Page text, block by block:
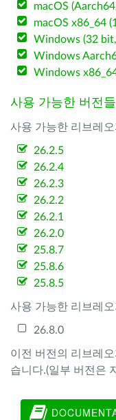
macOS
macOS x86_64
Windows (32
Windows
Windows
사용 가능한 버전들
사용 가능한 리브레
26.2.5
26.2.4
26.2.3
26.2.2
26.2.1
26.2.0
25.8.7
25.8.6
25.8.5
사용 가능한 리브레
26.8.0
이전 버전의 리브레
습니다.(일부 버전은